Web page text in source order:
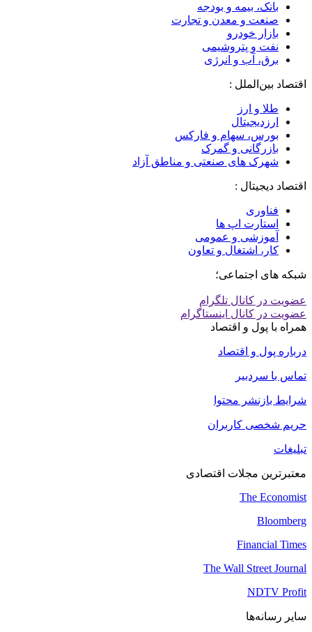
بانک، بیمه و بودجه
صنعت و معدن و تجارت
بازار خودرو
نفت و پتروشیمی
برق، آب و انرژی
اقتصاد بین‌الملل :
طلا و ارز
ارزدیجیتال
بورس، سهام و فارکس
بازرگانی و گمرک
شهرک های صنعتی و مناطق آزاد
اقتصاد دیجیتال :
فناوری
استارت اپ ها
آموزشی و عمومی
کار، اشتغال و تعاون
شبکه های اجتماعی؛
عضویت در کانال تلگرام
عضویت در کانال اینستاگرام
همراه با پول و اقتصاد
درباره پول و اقتصاد
تماس با سردبیر
شرایط بازنشر محتوا
حریم شخصی کاربران
تبلیغات
معتبرترین مجلات اقتصادی
The Economist
Bloomberg
Financial Times
The Wall Street Journal
NDTV Profit
سایر رسانه‌ها